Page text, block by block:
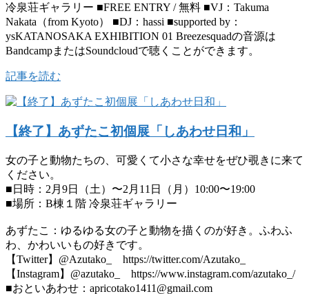
冷泉荘ギャラリー ■FREE ENTRY / 無料 ■VJ：Takuma
Nakata（from Kyoto） ■DJ：hassi ■supported by：
ysKATANOSAKA EXHIBITION 01 Breezesquadの音源は
BandcampまたはSoundcloudで聴くことができます。
記事を読む
【終了】あずたこ初個展「しあわせ日和」
女の子と動物たちの、可愛くて小さな幸せをぜひ覗きに来て
ください。
■日時：2月9日（土）〜2月11日（月）10:00〜19:00
■場所：B棟１階 冷泉荘ギャラリー
あずたこ：ゆるゆる女の子と動物を描くのが好き。ふわふ
わ、かわいいもの好きです。
【Twitter】@Azutako_ https://twitter.com/Azutako_
【Instagram】@azutako_ https://www.instagram.com/azutako_/
■おといあわせ：apricotako1411@gmail.com